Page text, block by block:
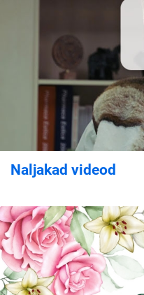
Naljakad videod